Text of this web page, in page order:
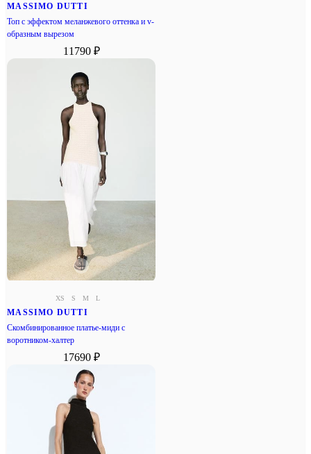
MASSIMO DUTTI
Топ с эффектом меланжевого оттенка и v-
образным вырезом
11790 ₽
XS S M L
MASSIMO DUTTI
Скомбинированное платье-миди с
воротником-халтер
17690 ₽